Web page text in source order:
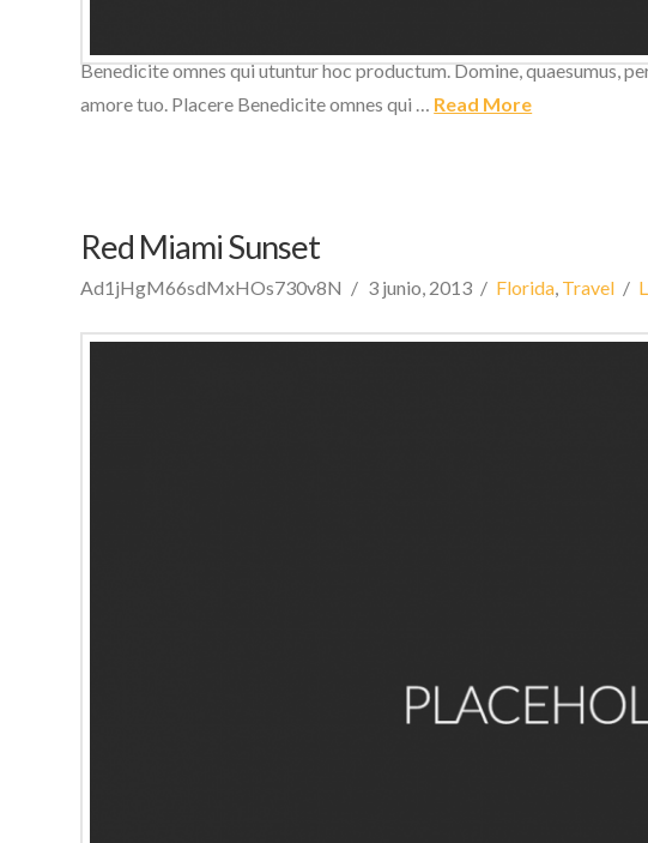
Benedicite omnes qui utuntur hoc productum. Domine, quaesumus,
amore tuo. Placere Benedicite omnes qui … Read More
Red Miami Sunset
Ad1jHgM66sdMxHOs730v8N 3 junio, 2013 Florida, Travel